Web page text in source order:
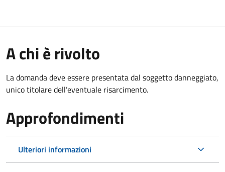
A chi è rivolto
La domanda deve essere presentata dal soggetto danneggiato,
unico titolare dell’eventuale risarcimento.
Approfondimenti
Ulteriori informazioni